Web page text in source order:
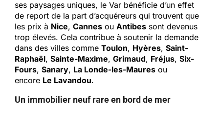
ses paysages uniques, le Var bénéficie d’un effet
de report de la part d’acquéreurs qui trouvent que
les prix à Nice, Cannes ou Antibes sont devenus
trop élevés. Cela contribue à soutenir la demande
dans des villes comme Toulon, Hyères, Saint-
Raphaël, Sainte-Maxime, Grimaud, Fréjus, Six-
Fours, Sanary, La Londe-les-Maures ou
encore Le Lavandou.
Un immobilier neuf rare en bord de mer